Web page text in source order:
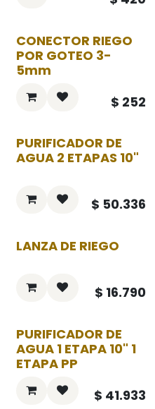
CONECTOR RIEGO
POR GOTEO 3-
5mm
$ 252
PURIFICADOR DE
AGUA 2 ETAPAS 10"
$ 50.336
LANZA DE RIEGO
$ 16.790
PURIFICADOR DE
AGUA 1 ETAPA 10" 1
ETAPA PP
$ 41.933